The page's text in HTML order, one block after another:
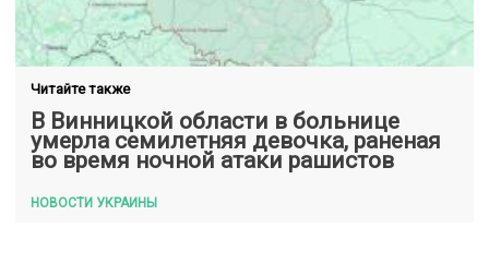
Читайте также
В Винницкой области в больнице
умерла семилетняя девочка, раненая
во время ночной атаки рашистов
НОВОСТИ УКРАИНЫ